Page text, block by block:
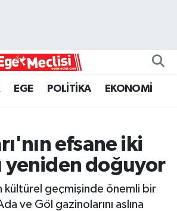
EGE POLİTİKA EKONOMİ
efsane iki
yeniden doğuyor
kültürel geçmişinde önemli bir
ve Göl gazinolarını aslına